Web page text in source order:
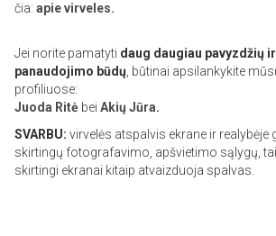
čia: apie virveles.
Jei norite pamatyti daug daugiau pavyzdžių
panaudojimo būdų , būtinai apsilankykite
profiliuose:
Juoda Ritė bei Akių Jūra.
SVARBU: virvelės atspalvis ekrane ir realybėje
skirtingų fotografavimo, apšvietimo sąlygų,
skirtingi ekranai kitaip atvaizduoja spalvas.